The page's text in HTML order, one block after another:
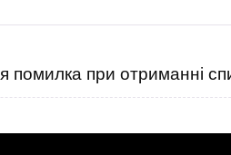
помилка при отриманні